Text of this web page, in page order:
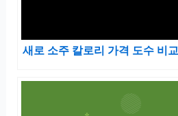
새로 소주 칼로리 가격 도수 비교